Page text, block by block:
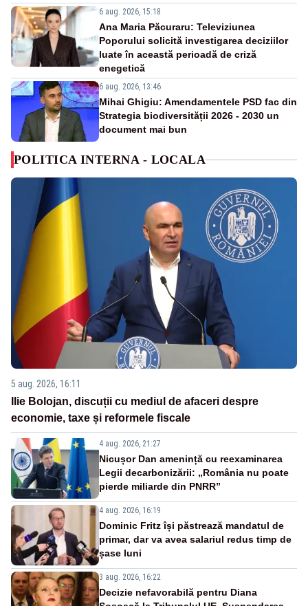
6 aug. 2026, 15:18
Ana Maria Păcuraru: Televiziunea
Poporului solicită investigarea deciziilor
luate în această perioadă de criză
enegetică
6 aug. 2026, 13:46
Mihai Ghigiu: Amendamentele PSD fac din
Strategia biodiversității 2026 - 2030 un
document mai bun
POLITICA INTERNA - LOCALA
5 aug. 2026, 16:11
Ilie Bolojan, discuții cu mediul de afaceri despre
economie, taxe și reformele fiscale
4 aug. 2026, 21:27
Nicușor Dan amenință cu reexaminarea
Legii decarbonizării: „România nu poate
pierde miliarde din PNRR”
4 aug. 2026, 16:19
Dominic Fritz își păstrează mandatul de
primar, dar va avea salariul redus timp de
șase luni
3 aug. 2026, 16:22
Decizie nefavorabilă pentru Diana